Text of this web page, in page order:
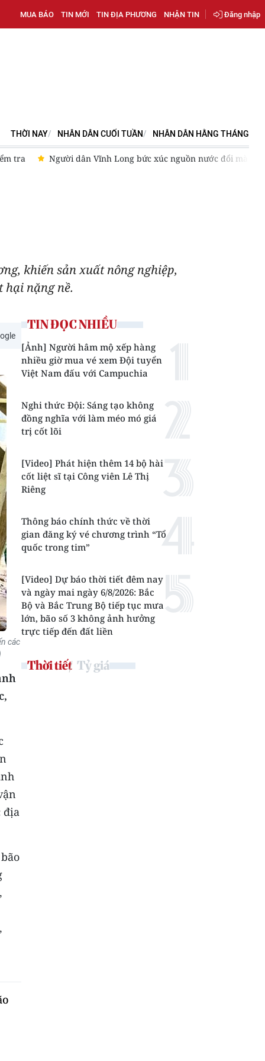
MUA BÁO TIN MỚI TIN ĐỊA PHƯƠNG NHẬN TIN Đăng nhập
THỜI NAY NHÂN DÂN CUỐI TUẦN NHÂN DÂN HẰNG THÁNG
Người dân Vĩnh Long bức xúc nguồn nước đổi màu kèm
khiến sản xuất nông nghiệp,
hại nặng nề.
các
địa
TIN ĐỌC NHIỀU
[Ảnh] Người hâm mộ xếp hàng
nhiều giờ mua vé xem Đội tuyển
Việt Nam đấu với Campuchia
Nghi thức Đội: Sáng tạo không
đồng nghĩa với làm méo mó giá
trị cốt lõi
[Video] Phát hiện thêm 14 bộ hài
cốt liệt sĩ tại Công viên Lê Thị
Riêng
Thông báo chính thức về thời
gian đăng ký vé chương trình “Tổ
quốc trong tim”
[Video] Dự báo thời tiết đêm nay
và ngày mai ngày 6/8/2026: Bắc
Bộ và Bắc Trung Bộ tiếp tục mưa
lớn, bão số 3 không ảnh hưởng
trực tiếp đến đất liền
Thời tiết Tỷ giá